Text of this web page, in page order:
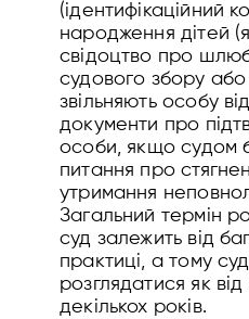
(ідентифікаційний
народження дітей
свідоцтво про
судового збору
звільняють особу
документи про
особи, якщо судом
питання про
утримання
Загальний термін
суд залежить від
практиці, а тому
розглядатися як від
декількох років.